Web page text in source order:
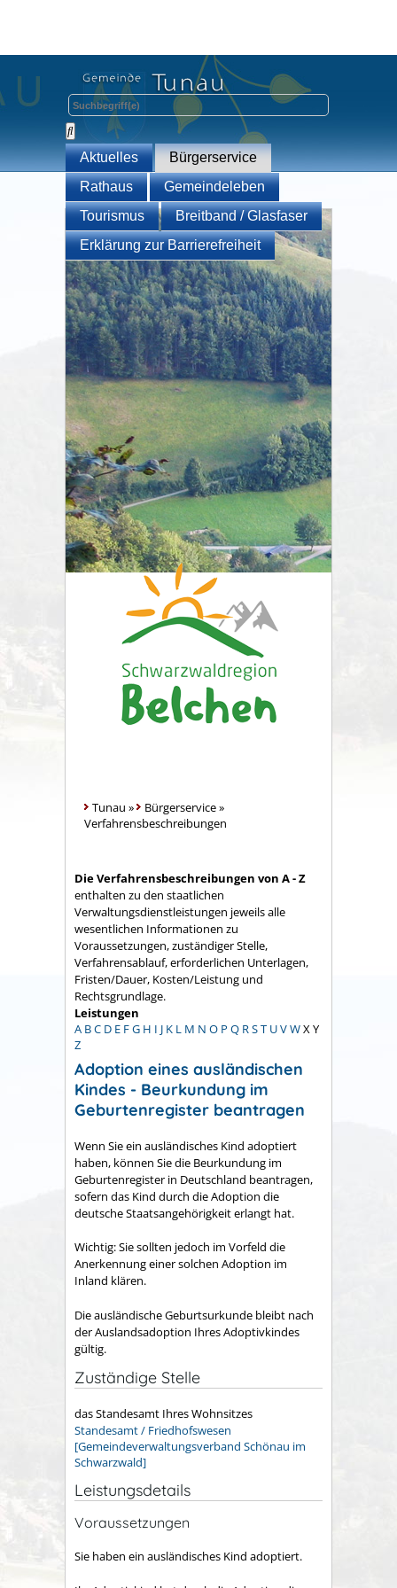
Aktuelles
Bürgerservice
Rathaus
Gemeindeleben
Tourismus
Breitband / Glasfaser
Erklärung zur Barrierefreiheit
Tunau » Bürgerservice»
Verfahrensbeschreibungen
Die Verfahrensbeschreibungen von A - Z
enthalten zu den staatlichen
Verwaltungsdienstleistungen jeweils alle
wesentlichen Informationen zu
Voraussetzungen, zuständiger Stelle,
Verfahrensablauf, erforderlichen Unterlagen,
Fristen/Dauer, Kosten/Leistung und
Rechtsgrundlage.
Leistungen
A BC D E FG H I J K L M N O P Q RST UVWX Y
Z
Adoption eines ausländischen
Kindes - Beurkundung im
Geburtenregister beantragen
Wenn Sie ein ausländisches Kind adoptiert
haben, können Sie die Beurkundung im
Geburtenregister in Deutschland beantragen,
sofern das Kind durch die Adoption die
deutsche Staatsangehörigkeit erlangt hat.
Wichtig: Sie sollten jedoch im Vorfeld die
Anerkennung einer solchen Adoption im
Inland klären.
Die ausländische Geburtsurkunde bleibt nach
der Auslandsadoption Ihres Adoptivkindes
gültig.
Zuständige Stelle
das Standesamt Ihres Wohnsitzes
Standesamt / Friedhofswesen
[Gemeindeverwaltungsverband Schönau im
Schwarzwald]
Leistungsdetails
Voraussetzungen
Sie haben ein ausländisches Kind adoptiert.